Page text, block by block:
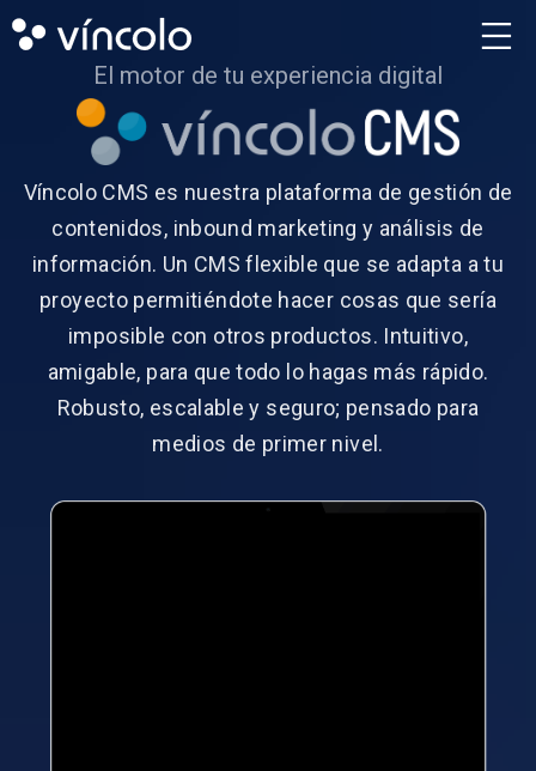
El motor de tu experiencia digital
Víncolo CMS es nuestra plataforma de gestión de
contenidos, inbound marketing y análisis de
información. Un CMS flexible que se adapta a tu
proyecto permitiéndote hacer cosas que sería
imposible con otros productos. Intuitivo,
amigable, para que todo lo hagas más rápido.
Robusto, escalable y seguro; pensado para
medios de primer nivel.